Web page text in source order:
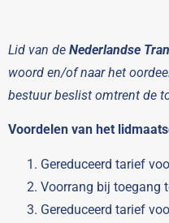
Lid van de Nederlandse
woord en/of naar het
bestuur beslist omtrent de
Voordelen van het
Gereduceerd tarief
Voorrang bij toegang
Gereduceerd tarief